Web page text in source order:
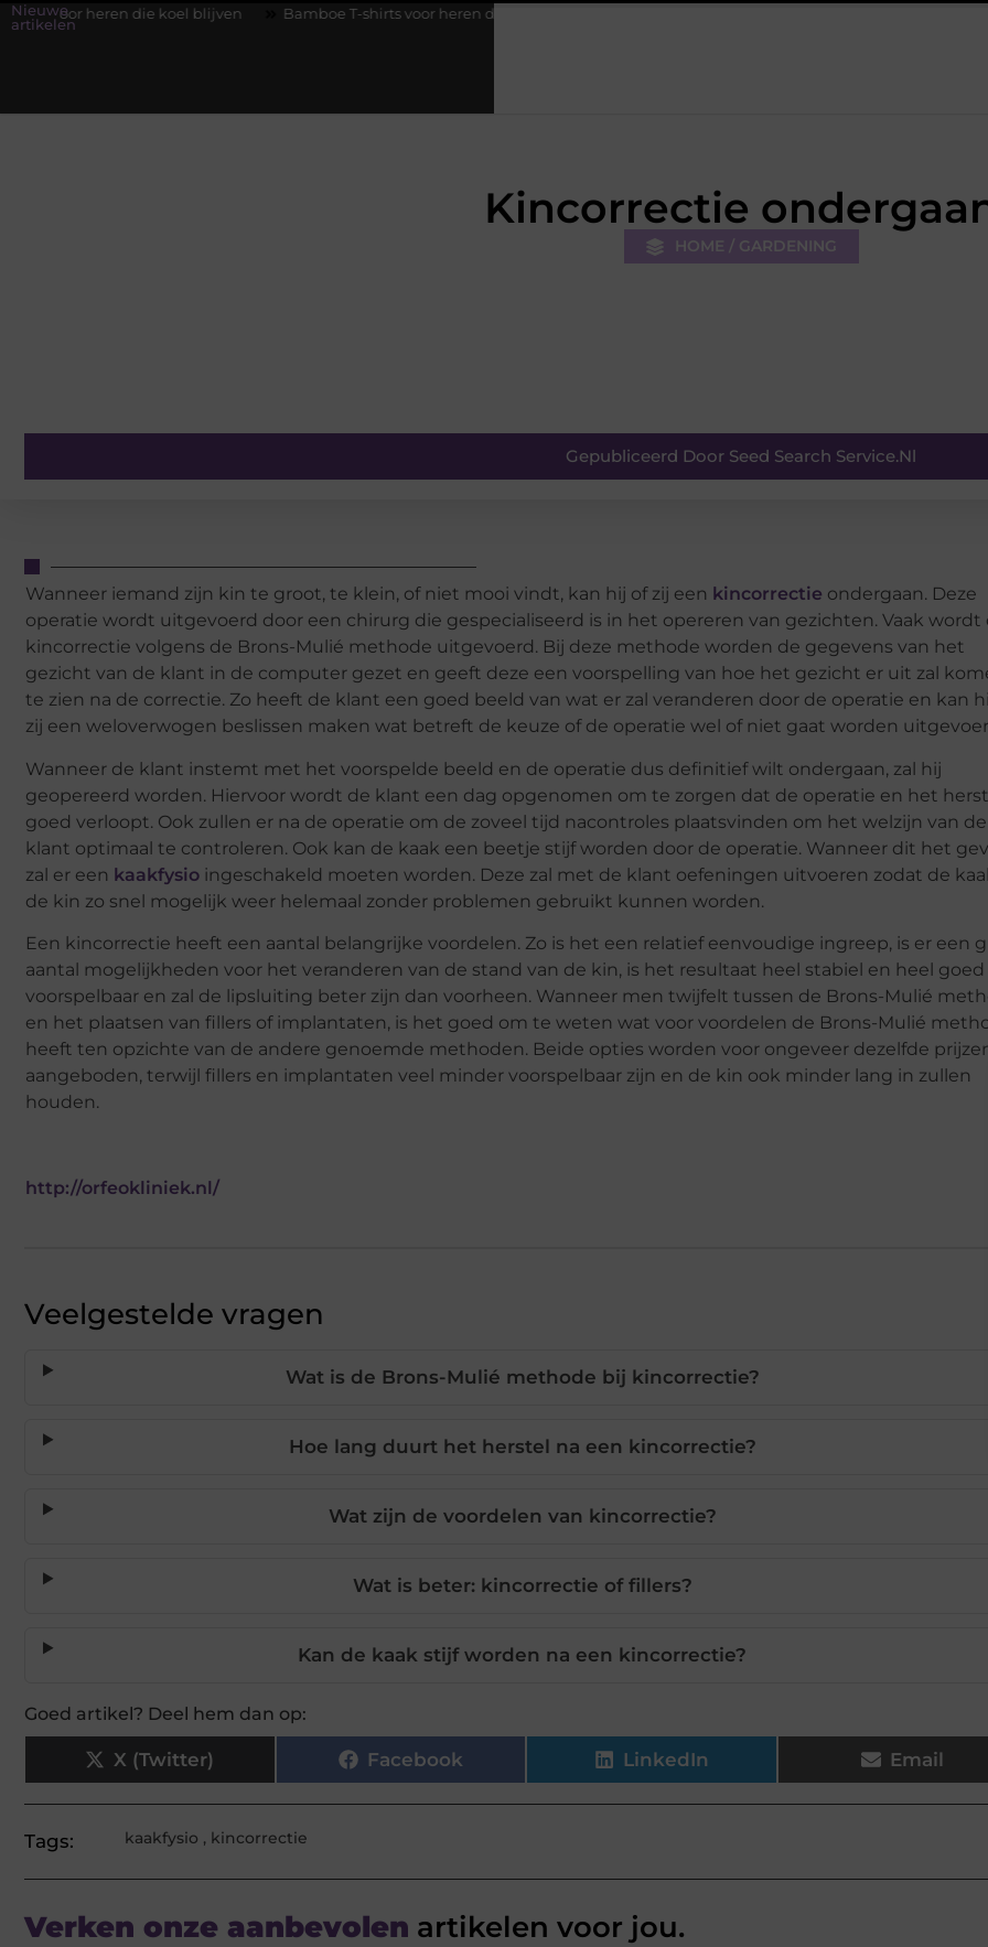
Nieuwe
artikelen
die koel blijven Bamboe T-shirts voor heren die koel blijven
Kincorrectie
HOME / GARDENING
Gepubliceerd Door Seed Search Service.nl
Wanneer iemand zijn kin te groot, te klein, of niet mooi vindt, kan hij of zij een kincorrectie ondergaan. Deze
operatie wordt uitgevoerd door een chirurg die gespecialiseerd is in het opereren van gezichten. Vaak wordt
kincorrectie volgens de Brons-Mulié methode uitgevoerd. Bij deze methode worden de gegevens van het
gezicht van de klant in de computer gezet en geeft deze een voorspelling van hoe het gezicht er uit zal
te zien na de correctie. Zo heeft de klant een goed beeld van wat er zal veranderen door de operatie en kan
zij een weloverwogen beslissen maken wat betreft de keuze of de operatie wel of niet gaat worden
Wanneer de klant instemt met het voorspelde beeld en de operatie dus definitief wilt ondergaan, zal hij
geopereerd worden. Hiervoor wordt de klant een dag opgenomen om te zorgen dat de operatie en het
goed verloopt. Ook zullen er na de operatie om de zoveel tijd nacontroles plaatsvinden om het welzijn van de
klant optimaal te controleren. Ook kan de kaak een beetje stijf worden door de operatie. Wanneer dit het
zal er een kaakfysio ingeschakeld moeten worden. Deze zal met de klant oefeningen uitvoeren zodat de
de kin zo snel mogelijk weer helemaal zonder problemen gebruikt kunnen worden.
Een kincorrectie heeft een aantal belangrijke voordelen. Zo is het een relatief eenvoudige ingreep, is er een
aantal mogelijkheden voor het veranderen van de stand van de kin, is het resultaat heel stabiel en heel goed
voorspelbaar en zal de lipsluiting beter zijn dan voorheen. Wanneer men twijfelt tussen de Brons-Mulié
en het plaatsen van fillers of implantaten, is het goed om te weten wat voor voordelen de Brons-Mulié
heeft ten opzichte van de andere genoemde methoden. Beide opties worden voor ongeveer dezelfde
aangeboden, terwijl fillers en implantaten veel minder voorspelbaar zijn en de kin ook minder lang in zullen
houden.
http://orfeokliniek.nl/
Veelgestelde vragen
Wat is de Brons-Mulié methode bij kincorrectie?
Hoe lang duurt het herstel na een kincorrectie?
Wat zijn de voordelen van kincorrectie?
Wat is beter: kincorrectie of fillers?
Kan de kaak stijf worden na een kincorrectie?
Goed artikel? Deel hem dan op:
X (Twitter) Facebook LinkedIn Email
Tags: kaakfysio , kincorrectie
Verken onze aanbevolen artikelen voor jou.